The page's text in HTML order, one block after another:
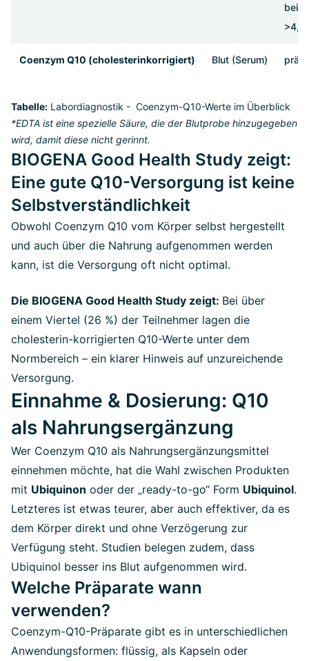
bei
>4,0
Coenzym Q10 (cholesterinkorrigiert) Blut (Serum)
Tabelle: Labordiagnostik - Coenzym-Q10-Werte im Überblick
*EDTA ist eine spezielle Säure, die der Blutprobe hinzugegeben
wird, damit diese nicht gerinnt.
BIOGENA Good Health Study zeigt:
Eine gute Q10-Versorgung ist keine
Selbstverständlichkeit
Obwohl Coenzym Q10 vom Körper selbst hergestellt
und auch über die Nahrung aufgenommen werden
kann, ist die Versorgung oft nicht optimal.
Die BIOGENA Good Health Study zeigt: Bei über
einem Viertel (26 %) der Teilnehmer lagen die
cholesterin-korrigierten Q10-Werte unter dem
Normbereich – ein klarer Hinweis auf unzureichende
Versorgung.
Einnahme & Dosierung: Q10
als Nahrungsergänzung
Wer Coenzym Q10 als Nahrungsergänzungsmittel
einnehmen möchte, hat die Wahl zwischen Produkten
mit Ubiquinon oder der „ready-to-go“ Form Ubiquinol.
Letzteres ist etwas teurer, aber auch effektiver, da es
dem Körper direkt und ohne Verzögerung zur
Verfügung steht. Studien belegen zudem, dass
Ubiquinol besser ins Blut aufgenommen wird.
Welche Präparate wann
verwenden?
Coenzym-Q10-Präparate gibt es in unterschiedlichen
Anwendungsformen: flüssig, als Kapseln oder